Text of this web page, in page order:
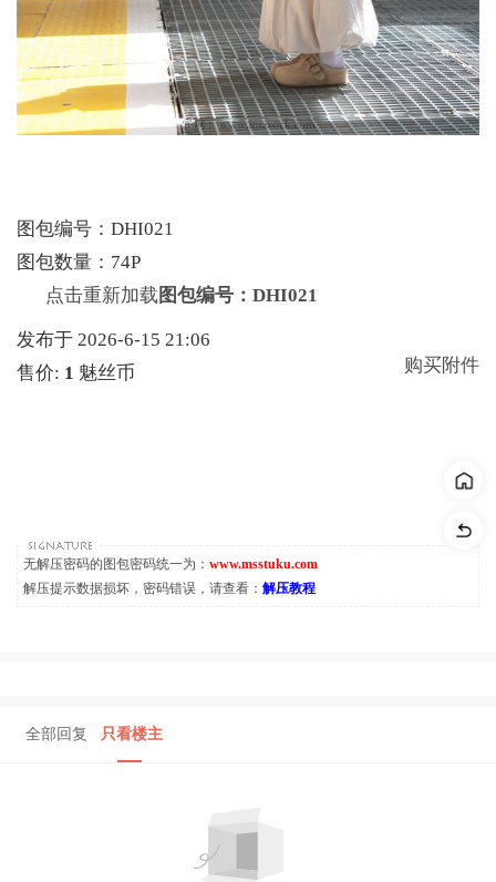
图包编号：DHI021
图包数量：74P
点击重新加载 图包编号：DHI021
发布于 2026-6-15 21:06
售价: 1 魅丝币 购买附件
无解压密码的图包密码统一为： www.msstuku.com
解压提示数据损坏，密码错误，请查看： 解压教程
全部回复 只看楼主